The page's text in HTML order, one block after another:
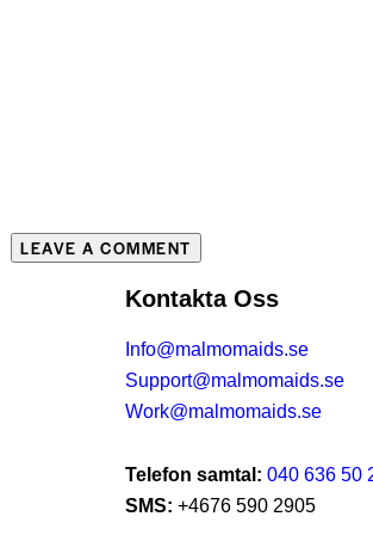
Kontakta Oss
Info@malmomaids.se
Support@malmomaids.se
Work@malmomaids.se
Telefon samtal: 040 636 50
SMS: +4676 590 2905